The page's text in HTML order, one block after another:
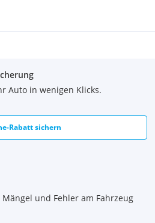
Auto in wenigen Klicks.
Rabatt sichern
Mängel und Fehler am Fahrzeug